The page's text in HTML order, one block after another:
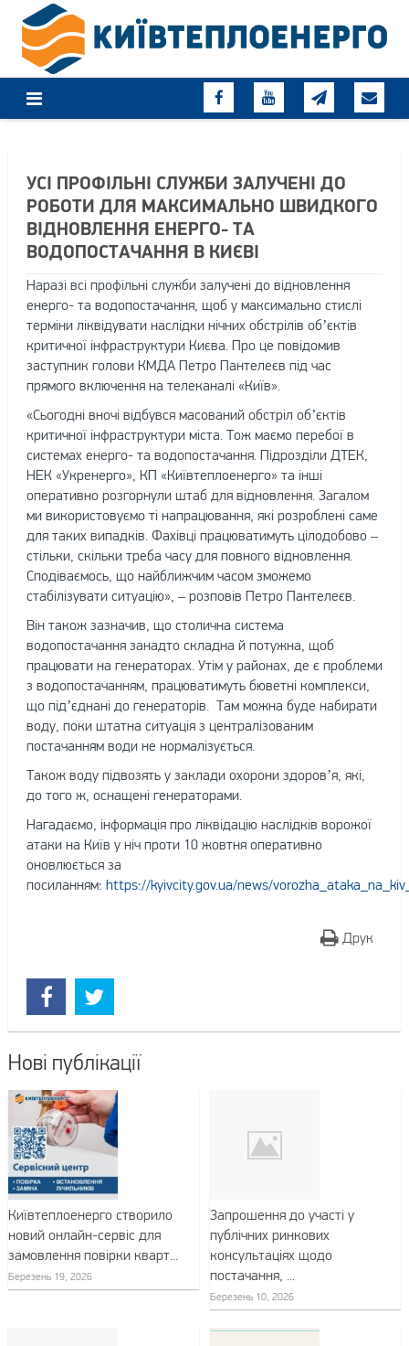
content
УСІ ПРОФІЛЬНІ СЛУЖБИ ЗАЛУЧЕНІ ДО
РОБОТИ ДЛЯ МАКСИМАЛЬНО ШВИДКОГО
ВІДНОВЛЕННЯ ЕНЕРГО- ТА
ВОДОПОСТАЧАННЯ В КИЄВІ
Наразі всі профільні служби залучені до відновлення
енерго- та водопостачання, щоб у максимально стислі
терміни ліквідувати наслідки нічних обстрілів об’єктів
критичної інфраструктури Києва. Про це повідомив
заступник голови КМДА Петро Пантелеєв під час
прямого включення на телеканалі «Київ».
«Сьогодні вночі відбувся масований обстріл об’єктів
критичної інфраструктури міста. Тож маємо перебої в
системах енерго- та водопостачання. Підрозділи ДТЕК,
НЕК «Укренерго», КП «Київтеплоенерго» та інші
оперативно розгорнули штаб для відновлення. Загалом
ми використовуємо ті напрацювання, які розроблені саме
для таких випадків. Фахівці працюватимуть цілодобово –
стільки, скільки треба часу для повного відновлення.
Сподіваємось, що найближчим часом зможемо
стабілізувати ситуацію», – розповів Петро Пантелеєв.
Він також зазначив, що столична система
водопостачання занадто складна й потужна, щоб
працювати на генераторах. Утім у районах, де є проблеми
з водопостачанням, працюватимуть бюветні комплекси,
що підʼєднані до генераторів. Там можна буде набирати
воду, поки штатна ситуація з централізованим
постачанням води не нормалізується.
Також воду підвозять у заклади охорони здоров’я, які,
до того ж, оснащені генераторами.
Нагадаємо, інформація про ліквідацію наслідків ворожої
атаки на Київ у ніч проти 10 жовтня оперативно
оновлюється за
посиланням: https://kyivcity.gov.ua/news/
Друк
Нові публікації
Київтеплоенерго створило
новий онлайн-сервіс для
замовлення повірки кварт...
Березень 19, 2026
Запрошення до участі у
публічних ринкових
консультаціях щодо
постачання, ...
Березень 10, 2026